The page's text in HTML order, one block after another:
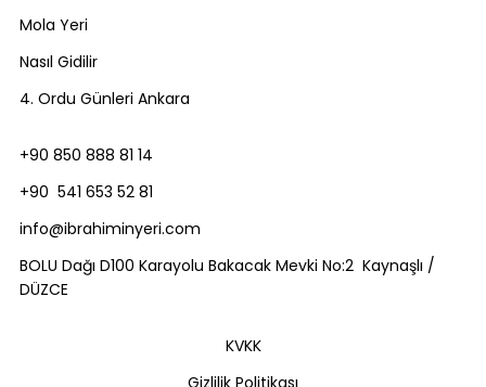
Mola Yeri
Nasıl Gidilir
4. Ordu Günleri Ankara
+90 850 888 81 14
+90 541 653 52 81
info@ibrahiminyeri.com
BOLU Dağı D100 Karayolu Bakacak Mevki No:2 Kaynaşlı /
DÜZCE
KVKK
Gizlilik Politikası